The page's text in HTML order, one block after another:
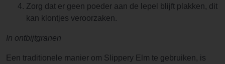
Zorg dat er geen poeder aan de lepel blijft plakken, dit
kan klontjes veroorzaken.
In ontbijtgranen
Een traditionele manier om Slippery Elm te gebruiken, is